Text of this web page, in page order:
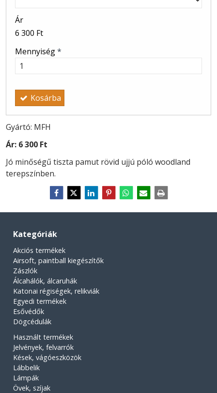
Ár
6 300 Ft
Mennyiség*
Kosárba
Gyártó: MFH
Ár: 6 300 Ft
Jó minőségű tiszta pamut rövid ujjú póló woodland
terepszínben.
Kategóriák
Akciós termékek
Airsoft, paintball kiegészítők
Zászlók
Álcahálók, álcaruhák
Katonai régiségek, relikviák
Egyedi termékek
Esővédők
Dögcédulák
Használt termékek
Jelvények, felvarrók
Kések, vágóeszközök
Lábbelik
Lámpák
Övek, szíjak